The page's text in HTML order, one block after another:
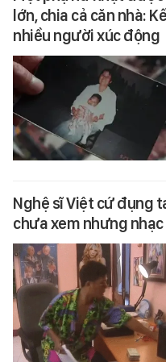
lớn, chia cả căn nhà:
nhiều người xúc động
Nghệ sĩ Việt cứ đụng
chưa xem nhưng